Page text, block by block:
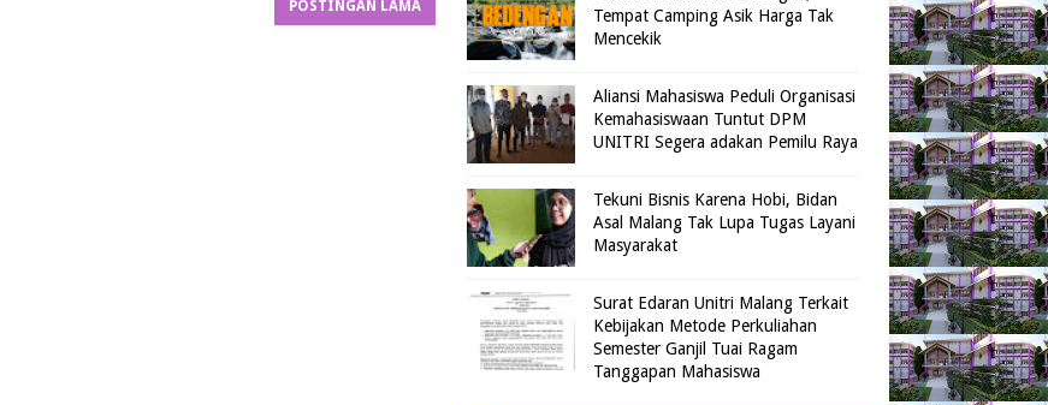
POSTINGAN LAMA
Tempat Camping Asik Harga Tak
Mencekik
Aliansi Mahasiswa Peduli Organisasi
Kemahasiswaan Tuntut DPM
UNITRI Segera adakan Pemilu Raya
Tekuni Bisnis Karena Hobi, Bidan
Asal Malang Tak Lupa Tugas Layani
Masyarakat
Surat Edaran Unitri Malang Terkait
Kebijakan Metode Perkuliahan
Semester Ganjil Tuai Ragam
Tanggapan Mahasiswa